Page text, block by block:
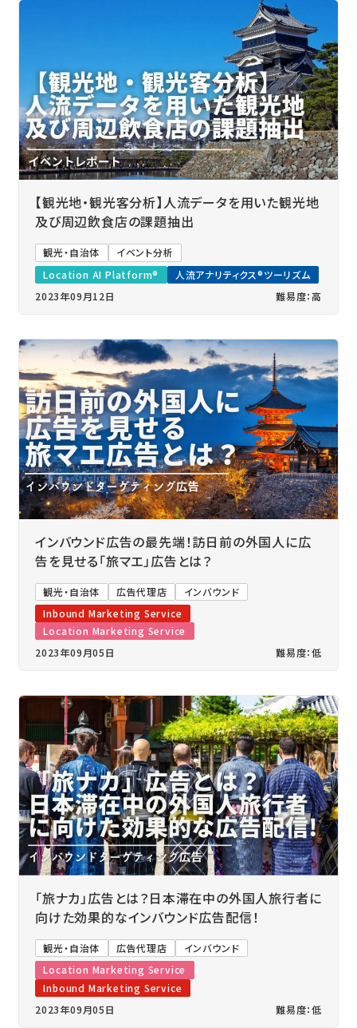
【観光地・観光客分析】人流データを用いた観光地
及び周辺飲食店の課題抽出
観光・自治体
イベント分析
Location AI Platform®
人流アナリティクス®ツーリズム
2023年09月12日
難易度：高
インバウンド広告の最先端！訪日前の外国人に広
告を見せる「旅マエ」広告とは？
観光・自治体 広告代理店
インバウンド
Inbound Marketing Service
Location Marketing Service
2023年09月05日
難易度：低
「旅ナカ」広告とは？日本滞在中の外国人旅行者に
向けた効果的なインバウンド広告配信！
観光・自治体 広告代理店
インバウンド
Location Marketing Service
Inbound Marketing Service
2023年09月05日
難易度：低